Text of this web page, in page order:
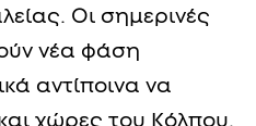
Οι σημερινές
νέα φάση
αντίποινα να
χώρες του Κόλπου.